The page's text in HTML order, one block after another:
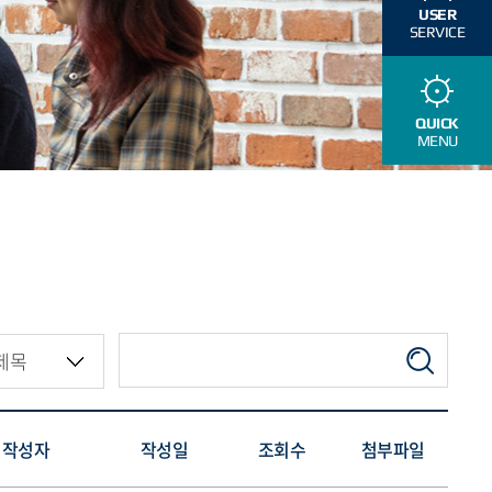
USER
SERVICE
QUICK
MENU
작성자 작성일 조회수 첨부파일